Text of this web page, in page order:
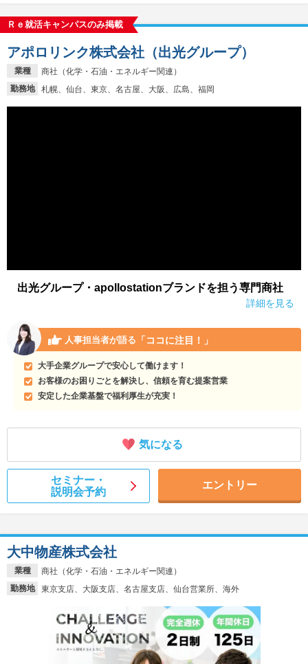
Ｒｅ就活キャンパスのみ掲載
業種
商社（化学・石油・エネルギー関連）
勤務地
札幌、仙台、東京、名古屋、大阪、広島、福岡
アポロリンク株式会社（出光グループ）
出光グループ・apollostationブランドを担う専門商社
詳細を見る
人事担当者が語る 「ココに注目！」
大手企業グループで安心して働けます！
お客様のお困りごとを解決し、信頼を育む提案営業
安定した企業基盤で福利厚生が充実！
気になる
セミナー・
説明会予約
エントリー
業種
商社（化学・石油・エネルギー関連）
勤務地
東京支店、大阪支店、名古屋支店、仙台営業所、海外
大中物産株式会社